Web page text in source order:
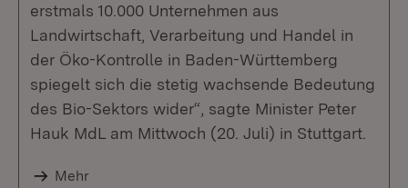
erstmals 10.000 Unternehmen aus
Landwirtschaft, Verarbeitung und Handel in
der Öko-Kontrolle in Baden-Württemberg
spiegelt sich die stetig wachsende Bedeutung
des Bio-Sektors wider“, sagte Minister Peter
Hauk MdL am Mittwoch (20. Juli) in Stuttgart.
Mehr